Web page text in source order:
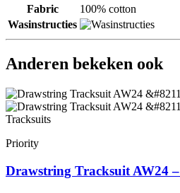
Fabric
100% cotton
Wasinstructies
Anderen bekeken ook
Tracksuits
Priority
Drawstring Tracksuit AW24